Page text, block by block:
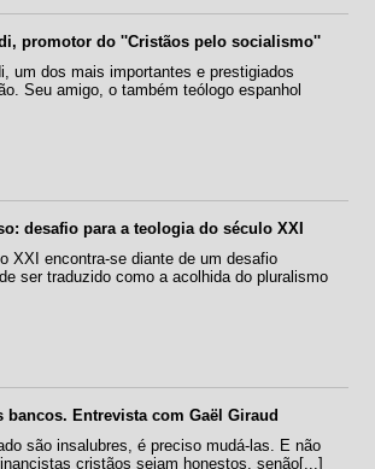
promotor do ''Cristãos pelo socialismo''
um dos mais importantes e prestigiados
Seu amigo, o também teólogo espanhol
desafio para a teologia do século XXI
XXI encontra-se diante de um desafio
ser traduzido como a acolhida do pluralismo
bancos. Entrevista com Gaël Giraud
são insalubres, é preciso mudá-las. E não
cristãos sejam honestos, senão[...]